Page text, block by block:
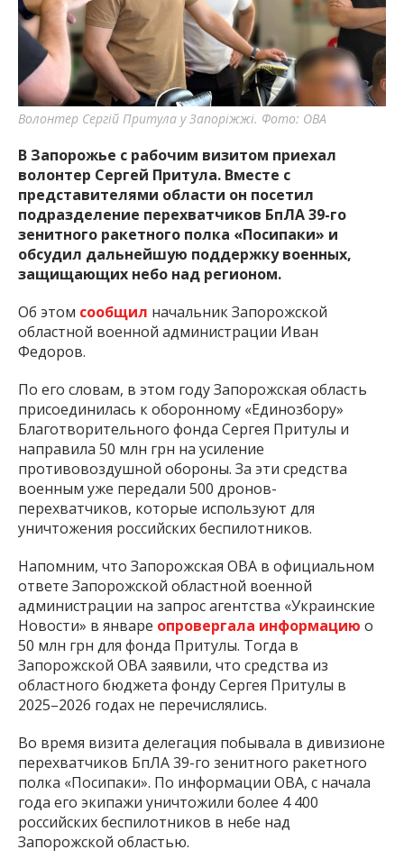
важную информацию о событиях
города Запорожья и области.
Волонтер Сергій Притула у Запоріжжі. Фото: ОВА
В Запорожье с рабочим визитом приехал
волонтер Сергей Притула. Вместе с
представителями области он посетил
подразделение перехватчиков БпЛА 39-го
зенитного ракетного полка «Посипаки» и
обсудил дальнейшую поддержку военных,
защищающих небо над регионом.
Об этом сообщил начальник Запорожской
областной военной администрации Иван
Федоров.
По его словам, в этом году Запорожская область
присоединилась к оборонному «Единозбору»
Благотворительного фонда Сергея Притулы и
направила 50 млн грн на усиление
противовоздушной обороны. За эти средства
военным уже передали 500 дронов-
перехватчиков, которые используют для
уничтожения российских беспилотников.
Напомним, что Запорожская ОВА в официальном
ответе Запорожской областной военной
администрации на запрос агентства «Украинские
Новости» в январе опровергала информацию о
50 млн грн для фонда Притулы. Тогда в
Запорожской ОВА заявили, что средства из
областного бюджета фонду Сергея Притулы в
2025–2026 годах не перечислялись.
Во время визита делегация побывала в дивизионе
перехватчиков БпЛА 39-го зенитного ракетного
полка «Посипаки». По информации ОВА, с начала
года его экипажи уничтожили более 4 400
российских беспилотников в небе над
Запорожской областью.